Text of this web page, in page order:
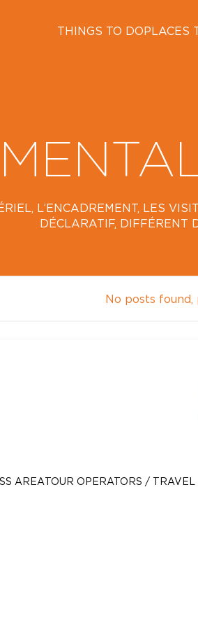
THINGS TO DOPLACES
L’ENCADREMENT, LES
DÉCLARATIF, DIFFÉRENT
No posts
AREATOUR OPERATORS / TRAVEL